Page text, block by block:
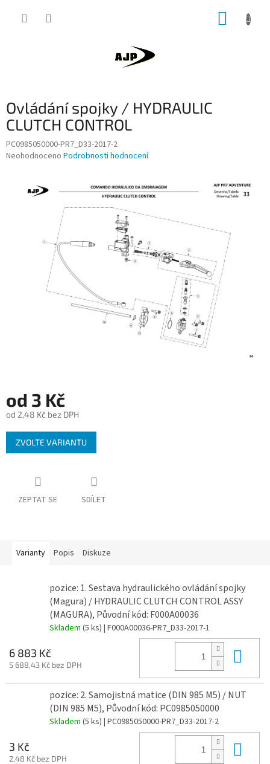
Ovládání spojky / HYDRAULIC
CLUTCH CONTROL
PC0985050000-PR7_D33-2017-2
Průměrné
Neohodnoceno Podrobnosti hodnocení
od 3 Kč
od 2,48 Kč bez DPH
Měrná
cena:
ZVOLTE VARIANTU
ZEPTAT SE SDÍLET
Varianty Popis Diskuze
pozice: 1. Sestava hydraulického ovládání spojky
(Magura) / HYDRAULIC CLUTCH CONTROL ASSY
(MAGURA), Původní kód: F000A00036
Skladem (5 ks) | F000A00036-PR7_D33-2017-1
6 883 Kč
5 688,43 Kč bez DPH
pozice: 2. Samojistná matice (DIN 985 M5) / NUT
(DIN 985 M5), Původní kód: PC0985050000
Skladem (5 ks) | PC0985050000-PR7_D33-2017-2
3 Kč
2,48 Kč bez DPH